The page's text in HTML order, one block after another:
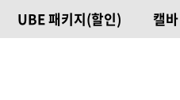
UBE 패키지(할인) 캘